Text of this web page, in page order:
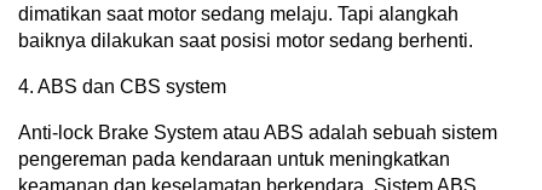
dimatikan saat motor sedang melaju. Tapi alangkah
baiknya dilakukan saat posisi motor sedang berhenti.
4. ABS dan CBS system
Anti-lock Brake System atau ABS adalah sebuah sistem
pengereman pada kendaraan untuk meningkatkan
keamanan dan keselamatan berkendara. Sistem ABS